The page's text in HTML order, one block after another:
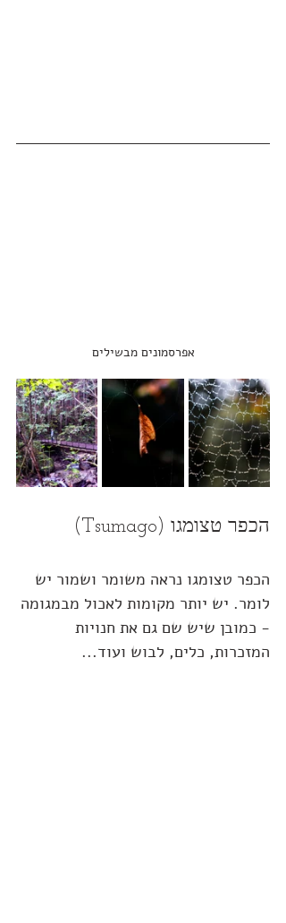
אפרסמונים מבשילים
הכפר טצומגו (Tsumago)
הכפר טצומגו נראה משומר ושמור יש
לומר. יש יותר מקומות לאכול מבמגומה
- כמובן שיש שם גם את חנויות
המזכרות, כלים, לבוש ועוד...